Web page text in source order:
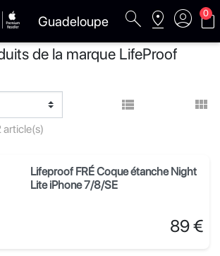
Guadeloupe search pin_drop account_circle shopping_bag
0
de la marque LifeProof
 
Lifeproof FRÉ Coque étanche Night
Lite iPhone 7/8/SE
Prix
89 €